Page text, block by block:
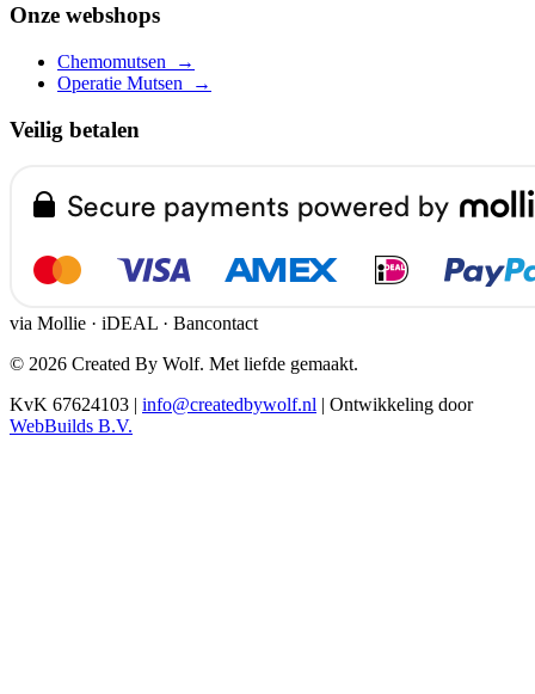
Onze webshops
Chemomutsen
→
Operatie Mutsen
→
Veilig betalen
via Mollie · iDEAL · Bancontact
© 2026 Created By Wolf. Met liefde gemaakt.
KvK 67624103 | info@createdbywolf.nl | Ontwikkeling door
WebBuilds B.V.